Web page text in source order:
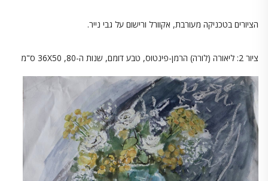
הציורים בטכניקה מעורבת, אקוורל ורישום על גבי נייר.
ציור 2: ליאורה (לורה) הרמן-פינטוס, טבע דומם, שנות ה-80, 36X50 ס"מ